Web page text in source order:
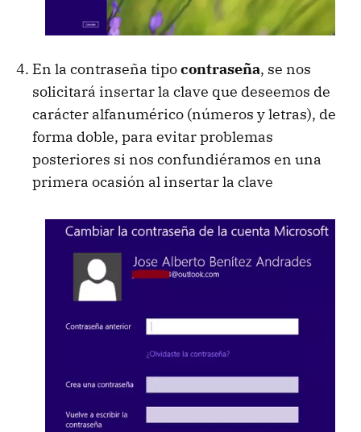
En la contraseña tipocontraseña, se nos
solicitará insertar la clave que deseemos de
carácter alfanumérico (números y letras), de
forma doble, para evitar problemas
posteriores si nos confundiéramos en una
primera ocasión al insertar la clave